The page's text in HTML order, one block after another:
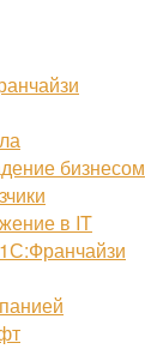
бизнесом
в IT